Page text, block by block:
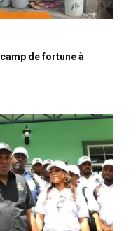
de fortune à